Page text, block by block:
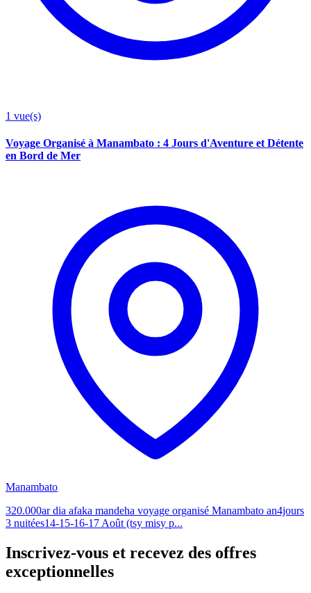
1 vue(s)
Voyage Organisé à Manambato : 4 Jours d'Aventure et Détente
en Bord de Mer
Manambato
320.000ar dia afaka mandeha voyage organisé Manambato an4jours
3 nuitées14-15-16-17 Août (tsy misy p...
Inscrivez-vous et recevez des offres
exceptionnelles